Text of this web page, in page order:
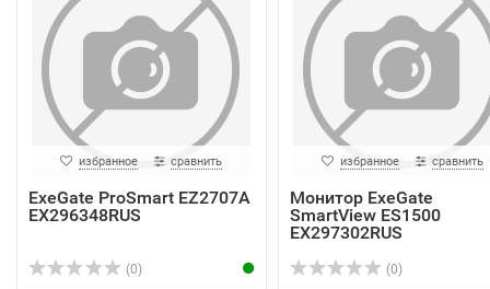
избранное сравнить
ExeGate ProSmart EZ2707A
EX296348RUS
(0)
избранное сравнить
Монитор ExeGate
SmartView ES1500
EX297302RUS
(0)